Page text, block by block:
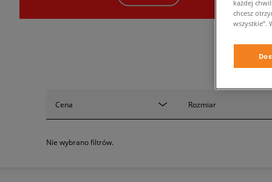
Cena Rozmiar
Nie wybrano filtrów.
każdej
chcesz
wszystkie”.